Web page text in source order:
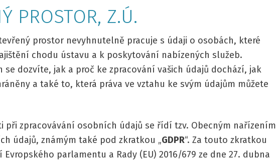
PROSTOR, Z.Ú.
prostor nevyhnutelně pracuje s údaji o osobách, které
chodu ústavu a k poskytování nabízených služeb.
se dozvíte, jak a proč ke zpracování vašich údajů dochází, jak
a také to, která práva ve vztahu ke svým údajům můžete
při zpracovávání osobních údajů se řídí tzv. Obecným nařízením
údajů, známým také pod zkratkou „GDPR“. Za touto zkratkou
parlamentu a Rady (EU) 2016/679 ze dne 27. dubna